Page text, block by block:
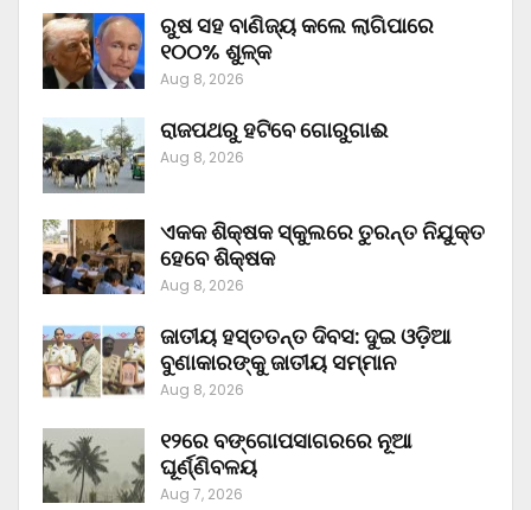
ରୁଷ ସହ ବାଣିଜ୍ୟ କଲେ ଲାଗିପାରେ
୧୦୦% ଶୁଳ୍କ
Aug 8, 2026
ରାଜପଥରୁ ହଟିବେ ଗୋରୁଗାଈ
Aug 8, 2026
ଏକକ ଶିକ୍ଷକ ସ୍କୁଲରେ ତୁରନ୍ତ ନିଯୁକ୍ତ
ହେବେ ଶିକ୍ଷକ
Aug 8, 2026
ଜାତୀୟ ହସ୍ତତନ୍ତ ଦିବସ: ଦୁଇ ଓଡ଼ିଆ
ବୁଣାକାରଙ୍କୁ ଜାତୀୟ ସମ୍ମାନ
Aug 8, 2026
୧୨ରେ ବଙ୍ଗୋପସାଗରରେ ନୂଆ
ଘୂର୍ଣ୍ଣିବଳୟ
Aug 7, 2026